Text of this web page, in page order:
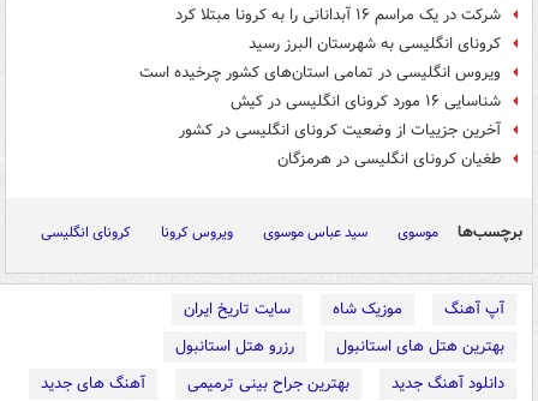
شرکت در یک مراسم ۱۶ آبدانانی را به کرونا مبتلا کرد
کرونای انگلیسی به شهرستان البرز رسید
ویروس انگلیسی در تمامی استان‌های کشور چرخیده است
شناسایی ۱۶ مورد کرونای انگلیسی در کیش
آخرین جزییات از وضعیت کرونای انگلیسی در کشور
طغیان کرونای انگلیسی در هرمزگان
برچسب‌ها موسوی سید عباس موسوی ویروس کرونا کرونای انگلیسی
آپ آهنگ موزیک شاه
سایت تاریخ ایران
بهترین هتل های استانبول
رزرو هتل استانبول
دانلود آهنگ جدید
بهترین جراح بینی ترمیمی
آهنگ های جدید